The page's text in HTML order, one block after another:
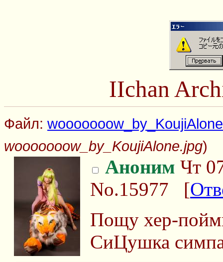
IIchan
Файл:
wooooooow_by_KoujiAlone.jpg)
Аноним Чт
No.15977 [
Пощу хер-
СиЦушка